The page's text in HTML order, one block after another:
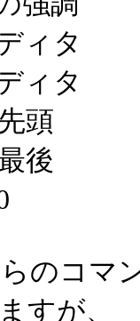
ィタ
ィタ
頭
後
のコマ
すが、